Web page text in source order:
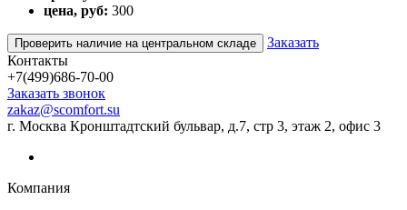
цена, руб: 300
Проверить наличие на центральном складе
Заказать
Контакты
+7(499)686-70-00
Заказать звонок
zakaz@scomfort.su
г. Москва Кронштадтский бульвар, д.7, стр 3, этаж 2, офис 3
Компания